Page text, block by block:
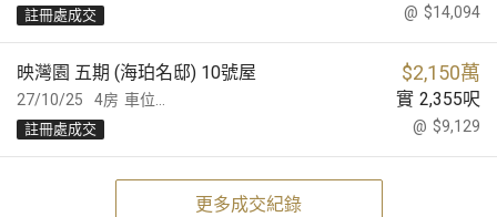
@ $14,094
註冊處成交
27/10/25
映灣園 五期 (海珀名邸) 10號屋 $2,150萬
車位... 實 2,355呎
4房
@ $9,129
註冊處成交
更多成交紀錄